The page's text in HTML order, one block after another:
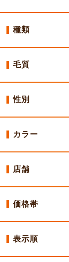
種類
毛質
性別
カラー
店舗
価格帯
表示順